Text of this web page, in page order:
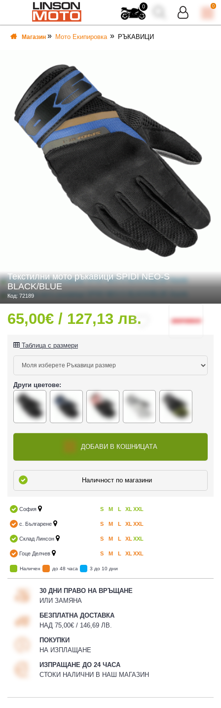
0 0
Магазин Мото Екипировка РЪКАВИЦИ
Текстилни мото ръкавици SPIDI NEO-S
BLACK/BLUE
Код: 72189
65,00€ / 127,13 лв.
Таблица с размери
Други цветове:
ДОБАВИ В КОШНИЦАТА
Наличност по магазини
София S M L XL XXL
с. Българене S M L XL XXL
Склад Линсон S M L XL XXL
Гоце Делчев S M L XL XXL
Наличен до 48 часа 3 до 10 дни
30 ДНИ ПРАВО НА ВРЪЩАНЕ
ИЛИ ЗАМЯНА
БЕЗПЛАТНА ДОСТАВКА
НАД 75,00€ / 146,69 ЛВ.
ПОКУПКИ
НА ИЗПЛАЩАНЕ
ИЗПРАЩАНЕ ДО 24 ЧАСА
СТОКИ НАЛИЧНИ В НАШ МАГАЗИН